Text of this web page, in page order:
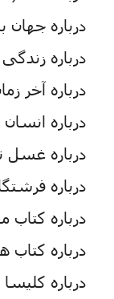
درباره جهان
درباره
درباره آخر
درباره انسان
درباره غسل
درباره
درباره
درباره کتاب
درباره کلیسا